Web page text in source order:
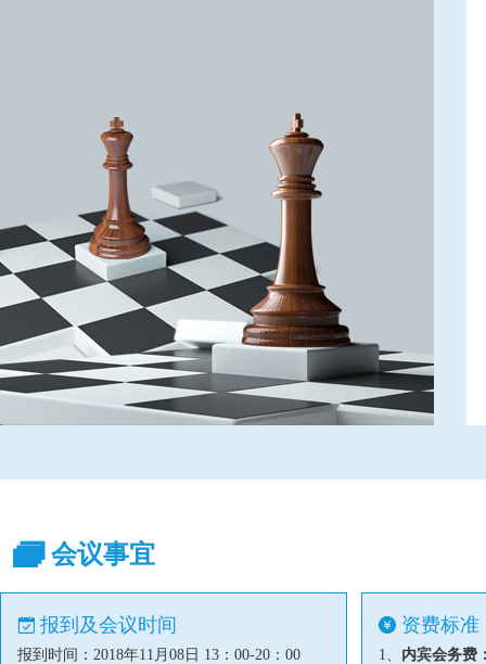
会议事宜
报到及会议时间
报到时间：2018年11月08日 13：00-20：00
资费标准
1、 内宾会务费